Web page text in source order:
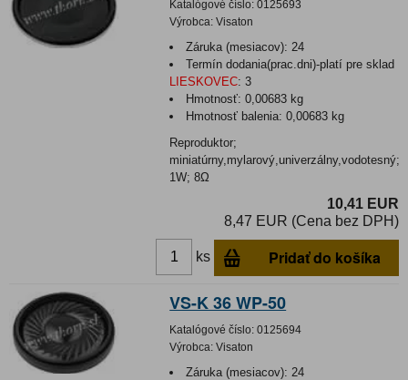
Katalógové číslo: 0125693
Výrobca: Visaton
Záruka (mesiacov): 24
Termín dodania(prac.dni)-platí pre sklad
LIESKOVEC: 3
Hmotnosť:0,00683 kg
Hmotnosť balenia:0,00683 kg
Reproduktor;
miniatúrny,mylarový,univerzálny,vodotesný;
1W; 8Ω
10,41 EUR
8,47 EUR (Cena bez DPH)
ks Pridať do košíka
VS-K 36 WP-50
Katalógové číslo: 0125694
Výrobca: Visaton
Záruka (mesiacov): 24